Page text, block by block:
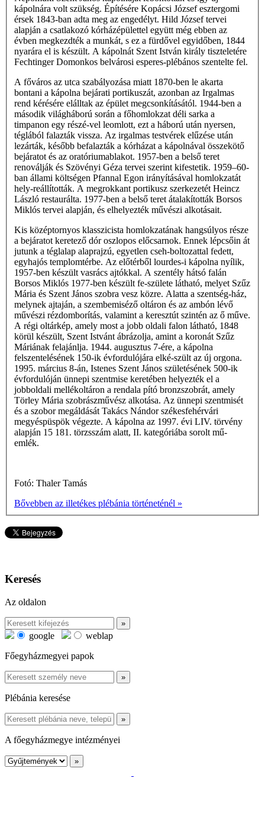
kápolnára volt szükség. Építésére Kopácsi József esztergomi
érsek 1843-ban adta meg az engedélyt. Hild József tervei
alapján a csatlakozó kórházépülettel együtt még ebben az
évben megkezdték a munkát, s ez a fürdővel egyidőben, 1844
nyarára el is készült. A kápolnát Szent István király tiszteletére
Fechtinger Domonkos belvárosi esperes-plébános szentelte fel.
A főváros az utca szabályozása miatt 1870-ben le akarta
bontani a kápolna bejárati portikuszát, azonban az Irgalmas
rend kérésére elálltak az épület megcsonkításától. 1944-ben a
második világháború során a főhomlokzat déli sarka a
timpanon egy részé-vel leomlott, ezt a háború után nyersen,
téglából falazták vissza. Az irgalmas testvérek elűzése után
lezárták, később befalazták a kórházat a kápolnával összekötő
bejáratot és az oratóriumablakot. 1957-ben a belső teret
renoválják és Szövényi Géza tervei szerint kifestetik. 1959–60-
ban állami költségen Pfannal Egon irányításával homlokzatát
hely-reállították. A megrokkant portikusz szerkezetét Heincz
László restaurálta. 1977-ben a belső teret átalakították Borsos
Miklós tervei alapján, és elhelyezték művészi alkotásait.
Kis középtornyos klasszicista homlokzatának hangsúlyos része
a bejáratot keretező dór oszlopos előcsarnok. Ennek lépcsőin át
jutunk a téglalap alaprajzú, egyetlen cseh-boltozattal fedett,
egyhajós templomtérbe. Az előtérből lourdes-i kápolna nyílik,
1957-ben készült vasrács ajtókkal. A szentély hátsó falán
Borsos Miklós 1977-ben készült fe-születe látható, melyet Szűz
Mária és Szent János szobra vesz közre. Alatta a szentség-ház,
melynek ajtaján, a szembemiséző oltáron és az ambón lévő
művészi rézdomborítás, valamint a keresztút szintén az ő műve.
A régi oltárkép, amely most a jobb oldali falon látható, 1848
körül készült, Szent Istvánt ábrázolja, amint a koronát Szűz
Máriának felajánlja. 1944. augusztus 7-ére, a kápolna
felszentelésének 150-ik évfordulójára elké-szült az új orgona.
1995. március 8-án, Istenes Szent János születésének 500-ik
évfordulóján ünnepi szentmise keretében helyezték el a
jobboldali mellékoltáron a rendala­ pító bronzszobrát, amely
Törley Mária szob­rászművész alkotása. Az ünnepi szentmisét
és a szobor megáldását Takács Nándor székesfehérvári
megyéspüspök végezte. A kápolna az 1997. évi LIV. törvény
alapján 15 181. törzsszám alatt, II. kategóriába sorolt mű­
emlék.
Fotó: Thaler Tamás
Bővebben az illetékes plébánia történeténél »
Keresés
Az oldalon
google
weblap
Főegyházmegyei papok
Plébánia keresése
A főegyházmegye intézményei